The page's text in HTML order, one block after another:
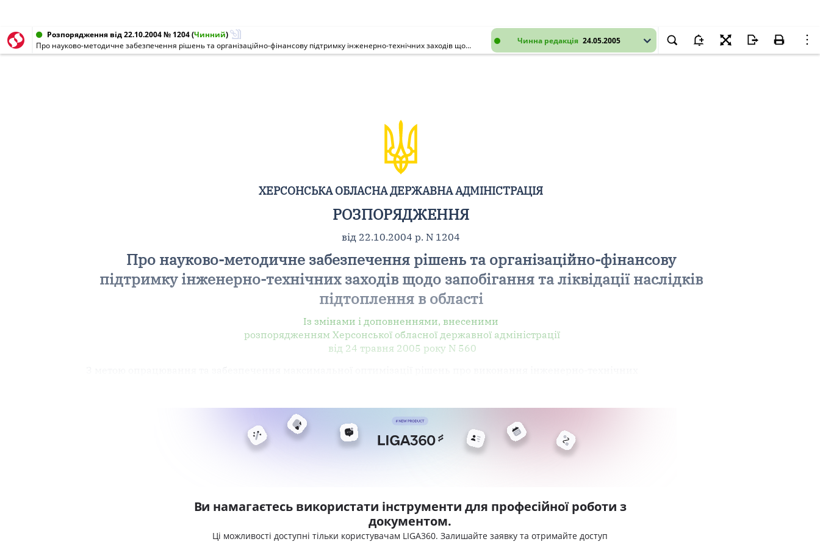
Чинна редакція 24.05.2005
Розпорядження від 22.10.2004 № 1204(Чинний)
Про науково-методичне забезпечення рішень та організаційно-фінансову підтримку інженерно-технічних заходів щодо запобігання та ліквідації наслідків підтоплення в області
ХЕРСОНСЬКА ОБЛАСНА ДЕРЖАВНА АДМІНІСТРАЦІЯ
РОЗПОРЯДЖЕННЯ
від 22.10.2004 р. N 1204
Про науково-методичне забезпечення рішень та організаційно-фінансову
підтримку інженерно-технічних заходів щодо запобігання та ліквідації наслідків
підтоплення в області
Із змінами і доповненнями, внесеними
розпорядженням Херсонської обласної державної адміністрації
від 24 травня 2005 року N 560
Ви намагаєтесь використати інструменти для професійної роботи з
документом.
Ці можливості доступні тільки користувачам LIGA360. Залишайте заявку та отримайте доступ